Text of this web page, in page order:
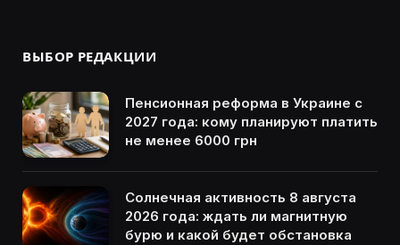
ВЫБОР РЕДАКЦИИ
Пенсионная реформа в Украине с
2027 года: кому планируют платить
не менее 6000 грн
Солнечная активность 8 августа
2026 года: ждать ли магнитную
бурю и какой будет обстановка